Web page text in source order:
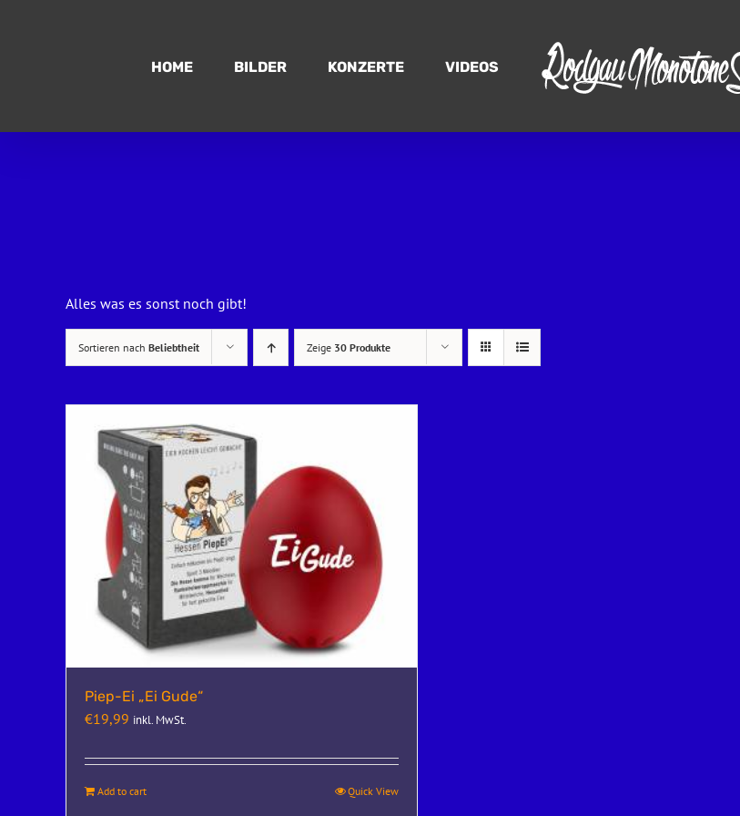
HOME BILDER KONZERTE VIDEOS
Alles was es sonst noch gibt!
Sortieren nach Beliebtheit Zeige 30 Produkte
Piep-Ei „Ei Gude“
€19,99 inkl. MwSt.
Add to cart Quick View